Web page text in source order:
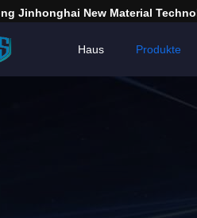
Jinhonghai New Material
Haus Produkte